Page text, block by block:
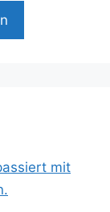
mit